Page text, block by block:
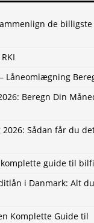
de
Låneomlægning
Beregn Din
Sådan får du
komplette guide til
i Danmark: Alt
Komplette Guide til